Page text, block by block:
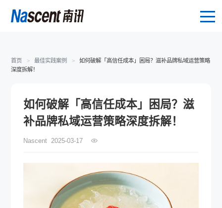
首页 > 最佳实践案例 >
如何破解「高信任成本」困局？滋补品牌私域运营策略
深度拆解！
如何破解「高信任成本」困局？滋
补品牌私域运营策略深度拆解！
Nascent 2025-03-17